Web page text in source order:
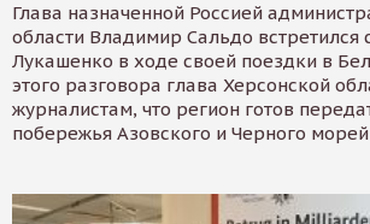
Глава назначенной Россией
области Владимир Сальдо встретился
Лукашенко в ходе своей поездки в
этого разговора глава Херсонской
журналистам, что регион готов
побережья Азовского и Черного морей